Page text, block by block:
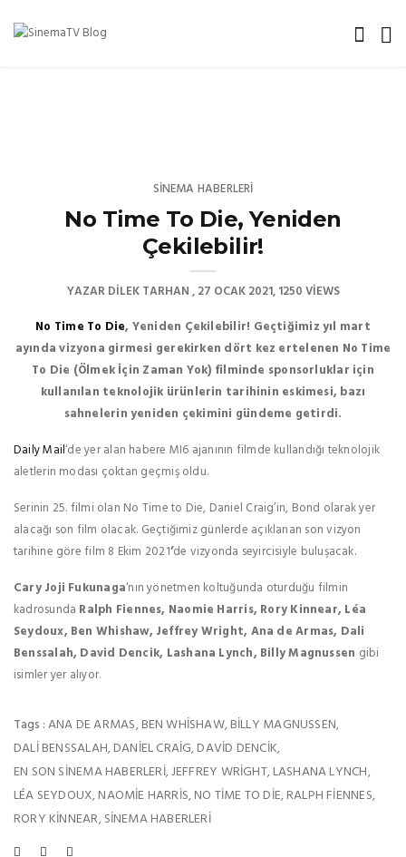
SINEMA HABERLERI
No Time To Die, Yeniden
Çekilebilir!
YAZARDILEK TARHAN 27 OCAK 2021 1250 VIEWS
No Time To Die, Yeniden Çekilebilir! Geçtiğimiz yıl mart
ayında vizyona girmesi gerekirken dört kez ertelenen No Time
To Die (Ölmek İçin Zaman Yok) filminde sponsorluklar için
kullanılan teknolojik ürünlerin tarihinin eskimesi, bazı
sahnelerin yeniden çekimini gündeme getirdi.
Daily Mail‘de yer alan habere MI6 ajanının filmde kullandığı teknolojik
aletlerin modası çoktan geçmiş oldu.
Serinin 25. filmi olan No Time to Die, Daniel Craig’in, Bond olarak yer
alacağı son film olacak. Geçtiğimiz günlerde açıklanan son vizyon
tarihine göre film 8 Ekim 2021’de vizyonda seyircisiyle buluşacak.
Cary Joji Fukunaga‘nın yönetmen koltuğunda oturduğu filmin
kadrosunda Ralph Fiennes, Naomie Harris, Rory Kinnear, Léa
Seydoux, Ben Whishaw, Jeffrey Wright, Ana de Armas, Dali
Benssalah, David Dencik, Lashana Lynch, Billy Magnussen gibi
isimler yer alıyor.
Tags :ANA DE ARMAS,BEN WHISHAW,BILLY MAGNUSSEN,
DALI BENSSALAH,DANIEL CRAIG,DAVID DENCIK,
EN SON SINEMA HABERLERI,JEFFREY WRIGHT,LASHANA LYNCH,
LÉA SEYDOUX,NAOMIE HARRIS,NO TIME TO DIE,RALPH FIENNES,
RORY KINNEAR,SINEMA HABERLERI